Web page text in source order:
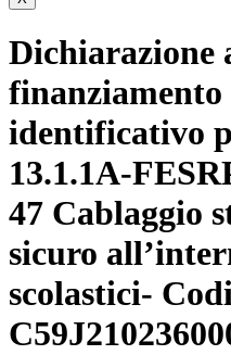
Dichiarazione assenza doppio
finanziamento
identificativo
13.1.1A-
47 Cablaggio
sicuro
scolastici-